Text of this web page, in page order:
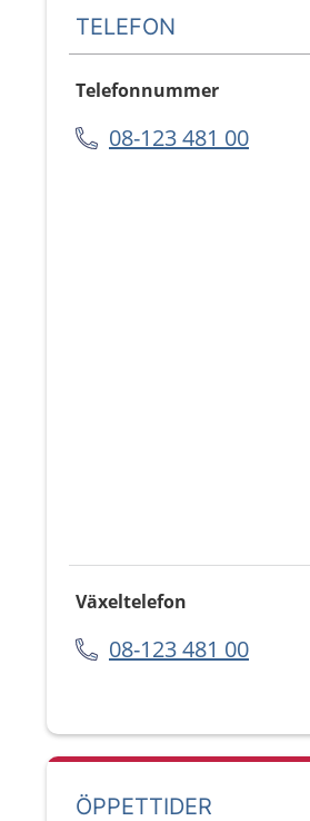
TELEFON
Telefonnummer
08-123 481 00
Växeltelefon
08-123 481 00
ÖPPETTIDER